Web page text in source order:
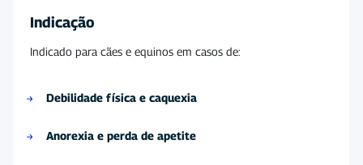
Indicação
Indicado para cães e equinos em casos de:
Debilidade física e caquexia
Anorexia e perda de apetite